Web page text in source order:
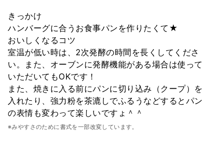
きっかけ
ハンバーグに合うお食事パンを作りたくて★
おいしくなるコツ
室温が低い時は、2次発酵の時間を長くしてくださ
い。また、オーブンに発酵機能がある場合は使って
いただいてもOKです！
また、焼きに入る前にパンに切り込み（クープ）を
入れたり、強力粉を茶漉しでふるうなどするとパン
の表情も変わって楽しいですょ＾＾
※みやすさのために書式を一部改変しています。